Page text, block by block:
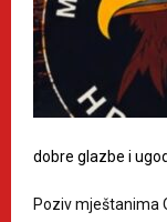
dobre glazbe i
Poziv mještanima